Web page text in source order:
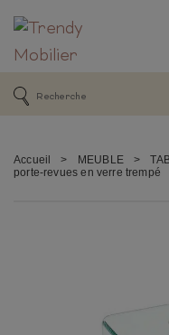
Accueil > MEUBLE >
porte-revues en verre trempé